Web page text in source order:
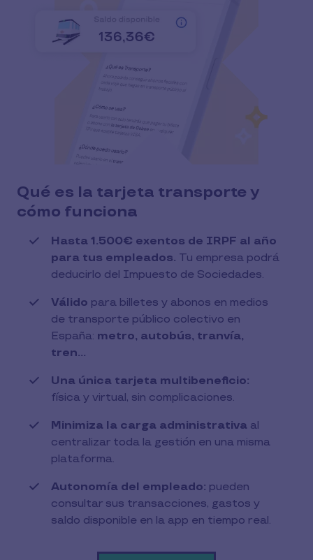
Qué es la tarjeta transporte y
cómo funciona
Hasta 1.500€ exentos de IRPF al año
para tus empleados. Tu empresa podrá
deducirlo del Impuesto de Sociedades.
Válido para billetes y abonos en medios
de transporte público colectivo en
España: metro, autobús, tranvía,
tren...
Una única tarjeta multibeneficio:
física y virtual, sin complicaciones.
Minimiza la carga administrativa al
centralizar toda la gestión en una misma
plataforma.
Autonomía del empleado: pueden
consultar sus transacciones, gastos y
saldo disponible en la app en tiempo real.​